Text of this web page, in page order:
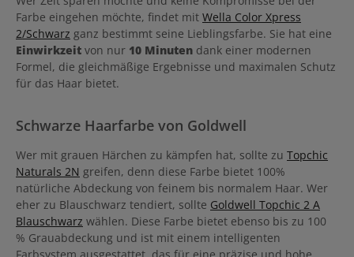
Farbe eingehen möchte, findet mit Wella Color Xpress
2/Schwarz ganz bestimmt seine Lieblingsfarbe. Sie hat eine
Einwirkzeit von nur 10 Minuten dank einer modernen
Formel, die gleichmäßige Ergebnisse und maximalen Schutz
für das Haar bietet.
Schwarze Haarfarbe von Goldwell
Wer mit grauen Härchen zu kämpfen hat, sollte zu Topchic
Naturals 2N greifen, denn diese Farbe bietet 100%
natürliche Abdeckung von feinem bis normalem Haar. Wer
eher zu Blauschwarz tendiert, sollte Goldwell Topchic 2 A
Blauschwarz wählen. Diese Farbe bietet ebenso bis zu 100
% Grauabdeckung und ist mit einem intelligenten